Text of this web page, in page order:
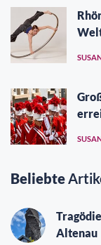
Beliebte
Altenau